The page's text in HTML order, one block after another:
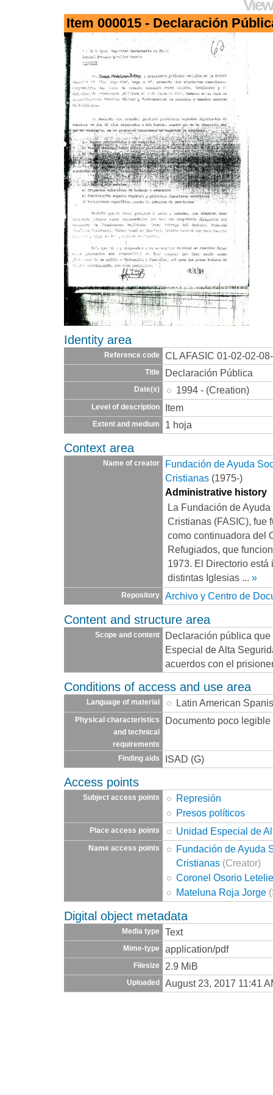
Item 000015 - Declaración
Identity area
Reference code CL AFASIC 01-02-02-
Title Declaración Pública
Date(s) 1994 - (Creation)
Level of description Item
Extent and medium 1 hoja
Context area
Name of creator
Fundación de Ayuda
Cristianas (1975-)
Administrative history
La Fundación de
Cristianas (FASIC), fue
como continuadora del
Refugiados, que
1973. El Directorio está
distintas Iglesias ... »
Repository Archivo y Centro de
Content and structure area
Scope and content
Declaración pública
Especial de Alta
acuerdos con el
Conditions of access and use area
Language of material Latin American
Physical characteristics
and technical
requirements
Documento poco legible
Finding aids ISAD (G)
Access points
Subject access points
Represión
Presos políticos
Place access points Unidad Especial de
Name access points
Fundación de Ayuda
Cristianas (Creator)
Coronel Osorio
Mateluna Roja Jorge
Digital object metadata
Media type Text
Mime-type application/pdf
Filesize 2.9 MiB
Uploaded August 23, 2017 11:41